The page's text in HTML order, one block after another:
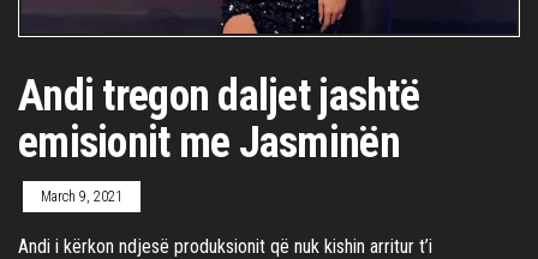
Andi tregon daljet jashtë
emisionit me Jasminën
March 9, 2021
Andi i kërkon ndjesë produksionit që nuk kishin arritur t’i